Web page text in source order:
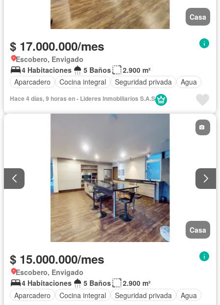
Casa
$ 17.000.000/mes
Escobero, Envigado
4 Habitaciones
5 Baños
2.900 m²
Aparcadero
Cocina integral Seguridad privada Agua
Hace 4 días, 9 horas en - Lideres Inmobiliarios S.A.S
Casa
$ 15.000.000/mes
Escobero, Envigado
4 Habitaciones
5 Baños
2.900 m²
Aparcadero
Cocina integral Seguridad privada Agua